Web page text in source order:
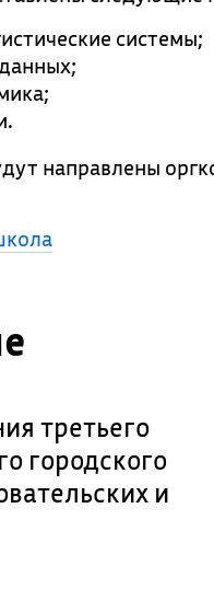
системы;
направлены
третьего
городского
и